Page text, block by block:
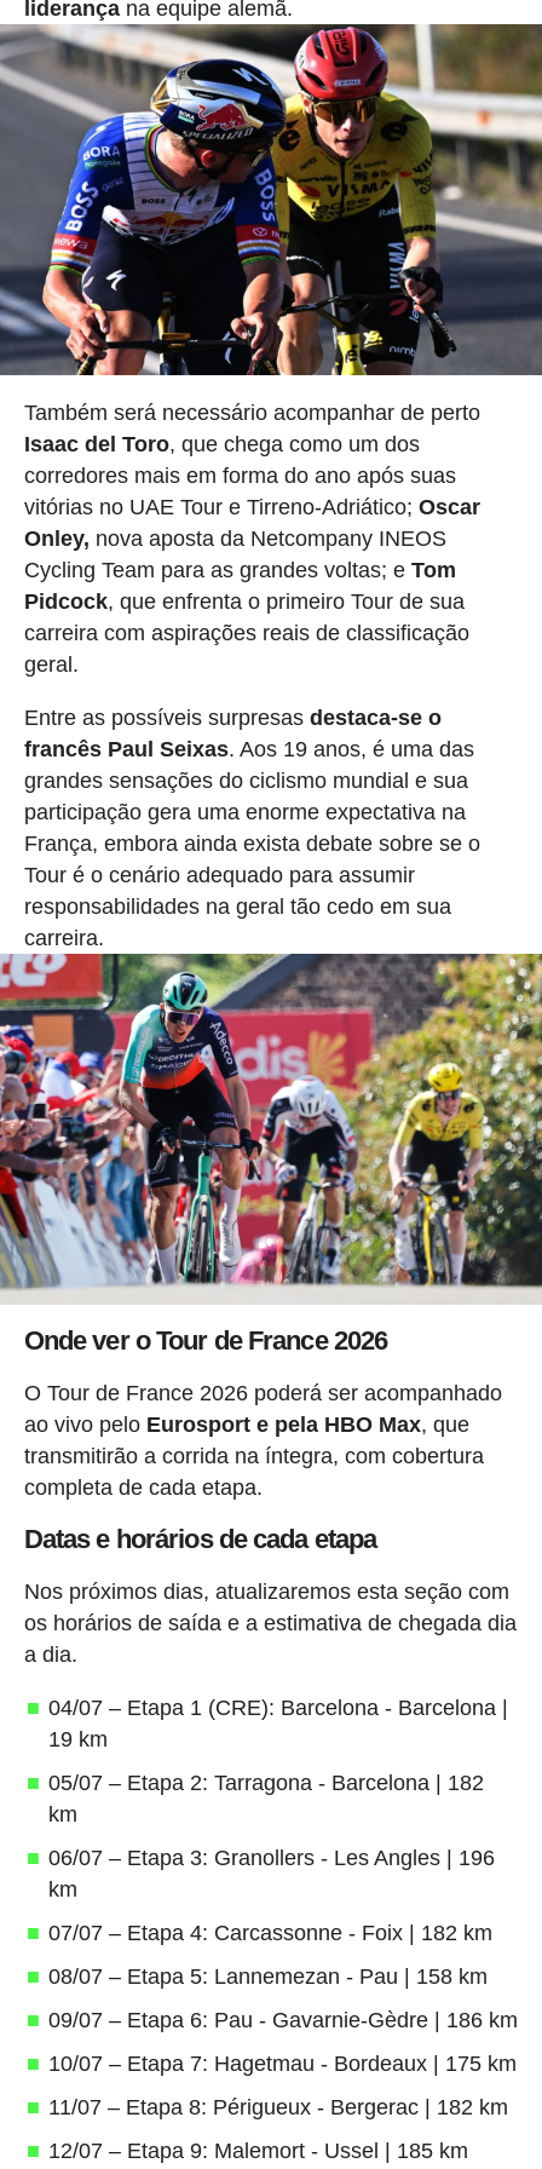
liderançana equipe alemã.
Também será necessário acompanhar de perto
Isaac del Toro, que chega como um dos
corredores mais em forma do ano após suas
vitórias no UAE Tour e Tirreno-Adriático; Oscar
Onley, nova aposta da Netcompany INEOS
Cycling Team para as grandes voltas; e Tom
Pidcock, que enfrenta o primeiro Tour de sua
carreira com aspirações reais de classificação
geral.
Entre as possíveis surpresas destaca-se o
francês Paul Seixas. Aos 19 anos, é uma das
grandes sensações do ciclismo mundial e sua
participação gera uma enorme expectativa na
França, embora ainda exista debate sobre se o
Tour é o cenário adequado para assumir
responsabilidades na geral tão cedo em sua
carreira.
Onde ver o Tour de France 2026
O Tour de France 2026 poderá ser acompanhado
ao vivo pelo Eurosport e pela HBO Max, que
transmitirão a corrida na íntegra, com cobertura
completa de cada etapa.
Datas e horários de cada etapa
Nos próximos dias, atualizaremos esta seção com
os horários de saída e a estimativa de chegada dia
a dia.
04/07 – Etapa 1 (CRE): Barcelona - Barcelona |
19 km
05/07 – Etapa 2: Tarragona - Barcelona | 182
km
06/07 – Etapa 3: Granollers - Les Angles | 196
km
07/07 – Etapa 4: Carcassonne - Foix | 182 km
08/07 – Etapa 5: Lannemezan - Pau | 158 km
09/07 – Etapa 6: Pau - Gavarnie-Gèdre | 186 km
10/07 – Etapa 7: Hagetmau - Bordeaux | 175 km
11/07 – Etapa 8: Périgueux - Bergerac | 182 km
12/07 – Etapa 9: Malemort - Ussel | 185 km